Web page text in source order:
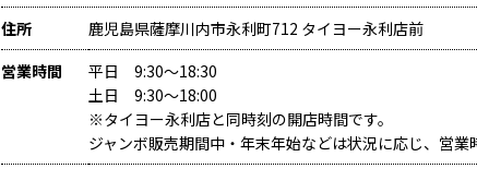
住所
鹿児島県薩摩川内市永利町712 タイヨー永利店前
営業時間
平日 9:30～18:30
土日 9:30～18:00
※タイヨー永利店と同時刻の開店時間です。
ジャンボ販売期間中・年末年始などは状況に応じ、営業